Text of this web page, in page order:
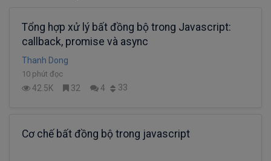
Tổng hợp xử lý bất đồng bộ trong Javascript:
callback, promise và async
Thanh Dong
10 phút đọc
42.5K 32 4 33
Cơ chế bất đồng bộ trong javascript